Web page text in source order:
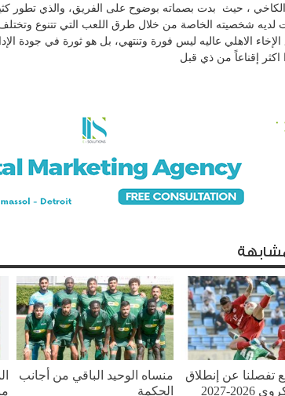
الكاخي ، حيث بدت بصماته بوضوح على الفريق، والذي تطور
لديه شخصيته الخاصة من خلال طرق اللعب التي تتنوع
الاهلي عاليه ليس فورة وتنتهي، بل هو ثورة في جودة
اكثر إقناعاً من ذي قبل
تفصلنا عن إنطلاق
2027
منساه الوحيد الباقي من أجانب
الحكمة